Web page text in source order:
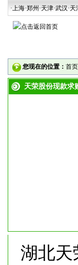
·上海·郑州 ·天津·武汉·天
您现在的位置： 首页
天荣股份现款求
湖北天